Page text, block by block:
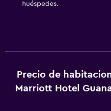
huéspedes.
Precio de
Marriott Hotel